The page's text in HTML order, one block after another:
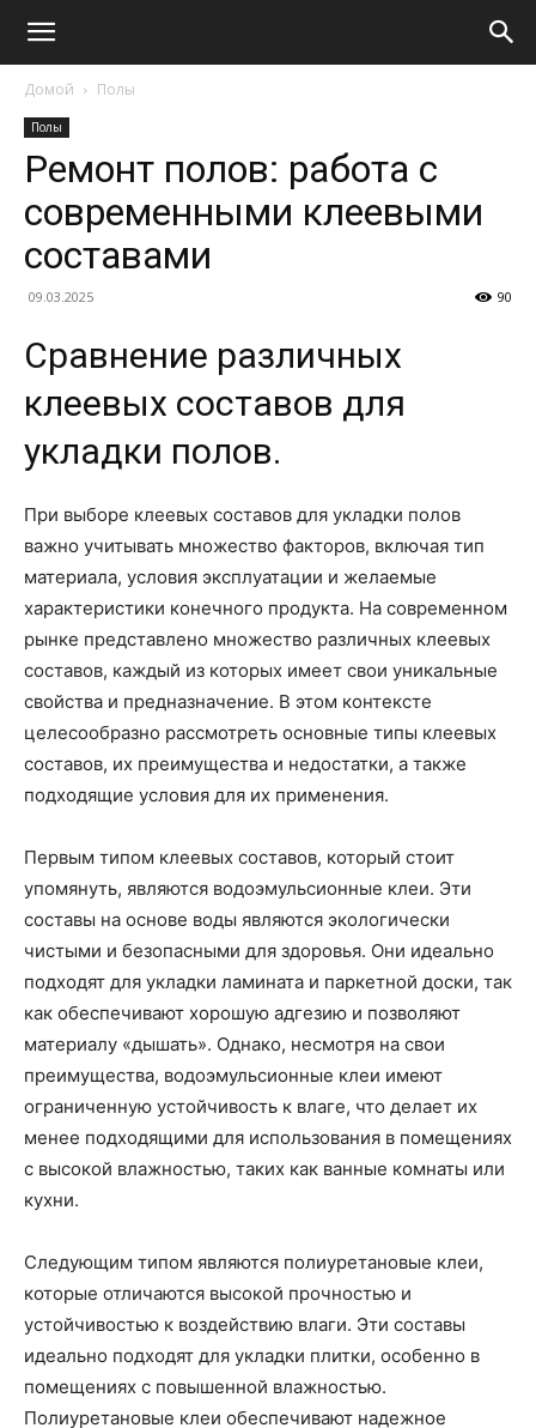
Домой Полы
Полы
Ремонт полов: работа с
современными клеевыми
составами
09.03.2025 90
Сравнение различных
клеевых составов для
укладки полов.
При выборе клеевых составов для укладки полов
важно учитывать множество факторов, включая тип
материала, условия эксплуатации и желаемые
характеристики конечного продукта. На современном
рынке представлено множество различных клеевых
составов, каждый из которых имеет свои уникальные
свойства и предназначение. В этом контексте
целесообразно рассмотреть основные типы клеевых
составов, их преимущества и недостатки, а также
подходящие условия для их применения.
Первым типом клеевых составов, который стоит
упомянуть, являются водоэмульсионные клеи. Эти
составы на основе воды являются экологически
чистыми и безопасными для здоровья. Они идеально
подходят для укладки ламината и паркетной доски, так
как обеспечивают хорошую адгезию и позволяют
материалу «дышать». Однако, несмотря на свои
преимущества, водоэмульсионные клеи имеют
ограниченную устойчивость к влаге, что делает их
менее подходящими для использования в помещениях
с высокой влажностью, таких как ванные комнаты или
кухни.
Следующим типом являются полиуретановые клеи,
которые отличаются высокой прочностью и
устойчивостью к воздействию влаги. Эти составы
идеально подходят для укладки плитки, особенно в
помещениях с повышенной влажностью.
Полиуретановые клеи обеспечивают надежное